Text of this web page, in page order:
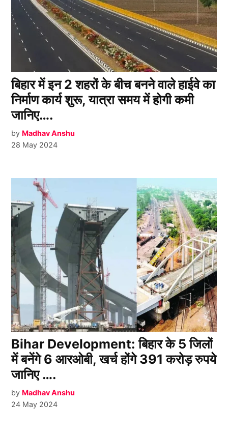
बिहार में इन 2 शहरों के बीच बनने वाले हाईवे का
निर्माण कार्य शुरू, यात्रा समय में होगी कमी
जानिए….
by Madhav Anshu
28 May 2024
Bihar Development: बिहार के 5 जिलों
में बनेंगे 6 आरओबी, खर्च होंगे 391 करोड़ रुपये
जानिए ….
by Madhav Anshu
24 May 2024